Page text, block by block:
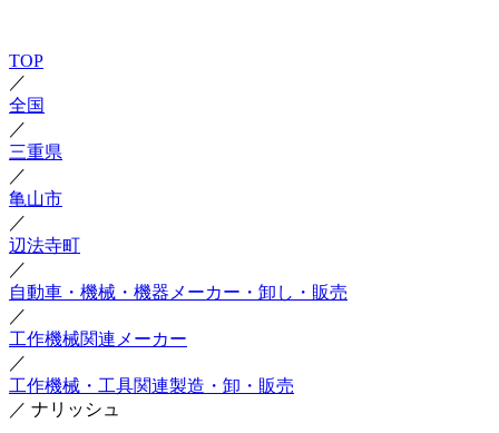
TOP
／
全国
／
三重県
／
亀山市
／
辺法寺町
／
自動車・機械・機器メーカー・卸し・販売
／
工作機械関連メーカー
／
工作機械・工具関連製造・卸・販売
／ ナリッシュ